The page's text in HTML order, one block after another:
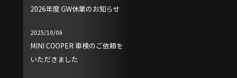
2026年度 GW休業のお知らせ
2025/10/06
MINI COOPER 車検のご依頼を
いただきました